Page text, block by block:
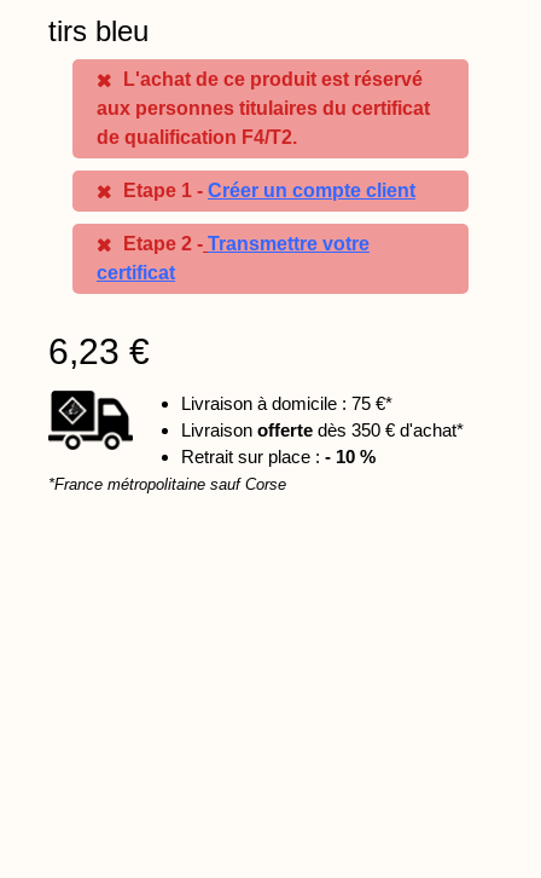
tirs bleu
L'achat de ce produit est réservé
aux personnes titulaires du certificat
de qualification F4/T2.
Etape 1 - Créer un compte client
Etape 2 - Transmettre votre
certificat
6,23 €
Livraison à domicile : 75 €*
Livraison offerte dès 350 € d'achat*
Retrait sur place : - 10 %
*France métropolitaine sauf Corse